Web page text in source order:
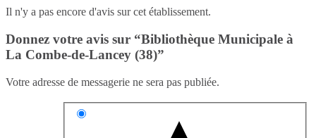
Il n'y a pas encore d'avis sur cet établissement.
Donnez votre avis sur “Bibliothèque Municipale à
La Combe-de-Lancey (38)”
Votre adresse de messagerie ne sera pas publiée.